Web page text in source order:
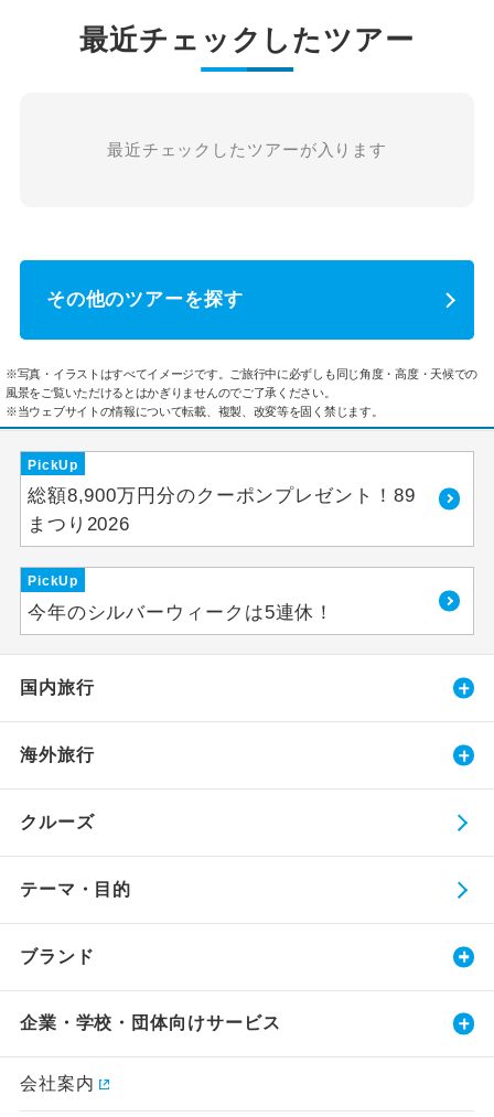
最近チェックしたツアー
最近チェックしたツアーが入ります
その他のツアーを探す
※写真・イラストはすべてイメージです。ご旅行中に必ずしも同じ角度・高度・天候での
風景をご覧いただけるとはかぎりませんのでご了承ください。
※当ウェブサイトの情報について転載、複製、改変等を固く禁じます。
PickUp
総額8,900万円分のクーポンプレゼント！89
まつり2026
PickUp
今年のシルバーウィークは5連休！
国内旅行
海外旅行
クルーズ
テーマ・目的
ブランド
企業・学校・団体向けサービス
会社案内